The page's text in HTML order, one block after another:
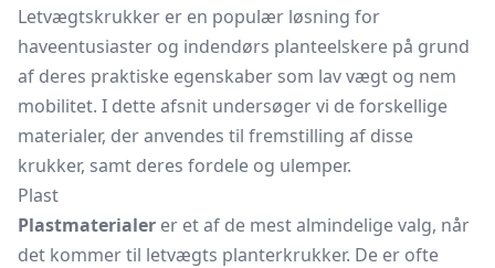
Letvægtskrukker er en populær løsning for
haveentusiaster og indendørs planteelskere på grund
af deres praktiske egenskaber som lav vægt og nem
mobilitet. I dette afsnit undersøger vi de forskellige
materialer, der anvendes til fremstilling af disse
krukker, samt deres fordele og ulemper.
Plast
Plastmaterialer er et af de mest almindelige valg, når
det kommer til letvægts planterkrukker. De er ofte